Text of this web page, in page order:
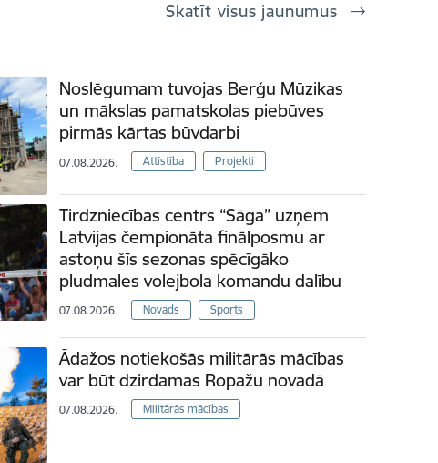
Skatīt visus jaunumus
Noslēgumam tuvojas Berģu Mūzikas
un mākslas pamatskolas piebūves
pirmās kārtas būvdarbi
07.08.2026. Attīstība Projekti
Tirdzniecības centrs “Sāga” uzņem
Latvijas čempionāta finālposmu ar
astoņu šīs sezonas spēcīgāko
pludmales volejbola komandu dalību
07.08.2026. Novads Sports
Ādažos notiekošās militārās mācības
var būt dzirdamas Ropažu novadā
07.08.2026. Militārās mācības